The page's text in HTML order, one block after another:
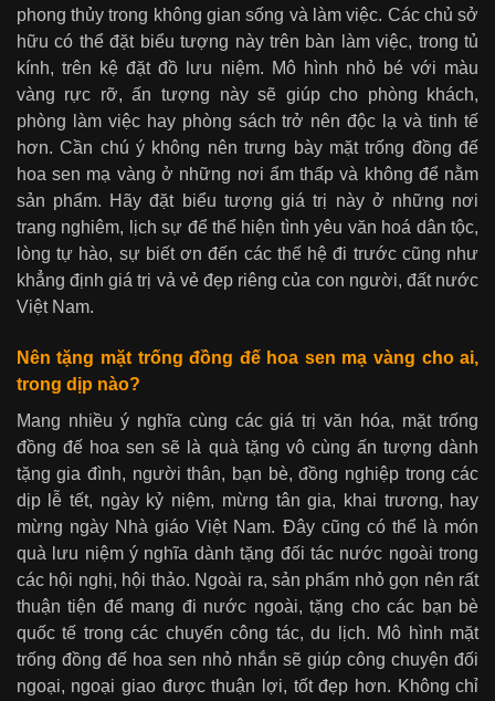
phong thủy trong không gian sống và làm việc. Các chủ sở
hữu có thể đặt biểu tượng này trên bàn làm việc, trong tủ
kính, trên kệ đặt đồ lưu niệm. Mô hình nhỏ bé với màu
vàng rực rỡ, ấn tượng này sẽ giúp cho phòng khách,
phòng làm việc hay phòng sách trở nên độc lạ và tinh tế
hơn. Cần chú ý không nên trưng bày mặt trống đồng đế
hoa sen mạ vàng ở những nơi ẩm thấp và không để nằm
sản phẩm. Hãy đặt biểu tượng giá trị này ở những nơi
trang nghiêm, lịch sự để thể hiện tình yêu văn hoá dân tộc,
lòng tự hào, sự biết ơn đến các thế hệ đi trước cũng như
khẳng định giá trị vả vẻ đẹp riêng của con người, đất nước
Việt Nam.
Nên tặng mặt trống đồng đế hoa sen mạ vàng cho ai,
trong dịp nào?
Mang nhiều ý nghĩa cùng các giá trị văn hóa, mặt trống
đồng đế hoa sen sẽ là quà tặng vô cùng ấn tượng dành
tặng gia đình, người thân, bạn bè, đồng nghiệp trong các
dịp lễ tết, ngày kỷ niệm, mừng tân gia, khai trương, hay
mừng ngày Nhà giáo Việt Nam. Đây cũng có thể là món
quà lưu niệm ý nghĩa dành tặng đối tác nước ngoài trong
các hội nghị, hội thảo. Ngoài ra, sản phẩm nhỏ gọn nên rất
thuận tiện để mang đi nước ngoài, tặng cho các bạn bè
quốc tế trong các chuyến công tác, du lịch. Mô hình mặt
trống đồng đế hoa sen nhỏ nhắn sẽ giúp công chuyện đối
ngoại, ngoại giao được thuận lợi, tốt đẹp hơn. Không chỉ